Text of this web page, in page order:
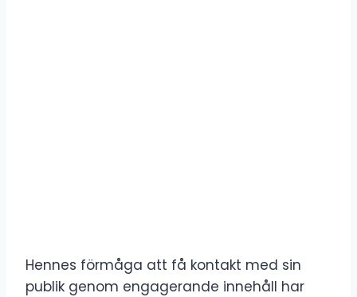
Hennes förmåga att få kontakt med sin
publik genom engagerande innehåll har